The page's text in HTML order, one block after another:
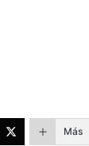
Más